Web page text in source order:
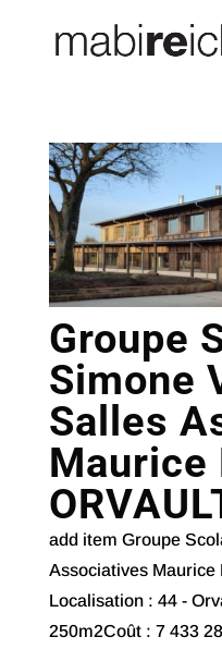
Groupe
Simone
Salles
Maurice
add item Groupe
Associatives Maurice
Localisation : 44 -
250m2Coût : 7 433